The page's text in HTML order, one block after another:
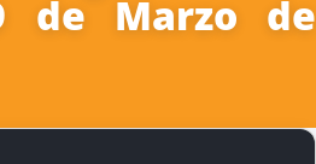
de Marzo de